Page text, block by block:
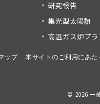
研究報告
集光型太陽熱
高温ガス炉プ
ップ 本サイトのご利用にあた
© 2026 一